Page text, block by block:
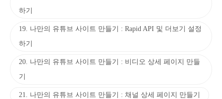
하기
19. 나만의 유튜브 사이트 만들기 : Rapid API 및 더보기 설정
하기
20. 나만의 유튜브 사이트 만들기 : 비디오 상세 페이지 만들
기
21. 나만의 유튜브 사이트 만들기 : 채널 상세 페이지 만들기